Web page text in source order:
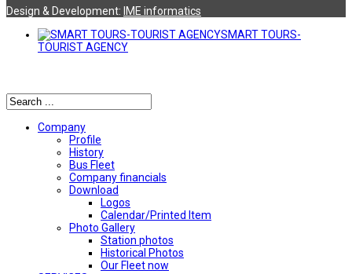
Design & Development: ΙΜΕ informatics
SMART TOURS-
TOURIST AGENCY
Company
Profile
History
Bus Fleet
Company financials
Download
Logos
Calendar/Printed Item
Photo Gallery
Station photos
Historical Photos
Our Fleet now